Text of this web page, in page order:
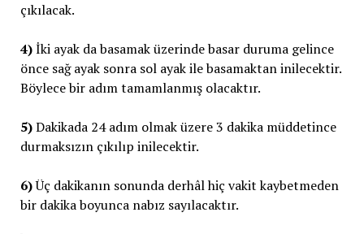
çıkılacak.
4)İki ayak da basamak üzerinde basar duruma gelince
önce sağ ayak sonra sol ayak ile basamaktan inilecektir.
Böylece bir adım tamamlanmış olacaktır.
5)Dakikada 24 adım olmak üzere 3 dakika müddetince
durmaksızın çıkılıp inilecektir.
6)Üç dakikanın sonunda derhâl hiç vakit kaybetmeden
bir dakika boyunca nabız sayılacaktır.